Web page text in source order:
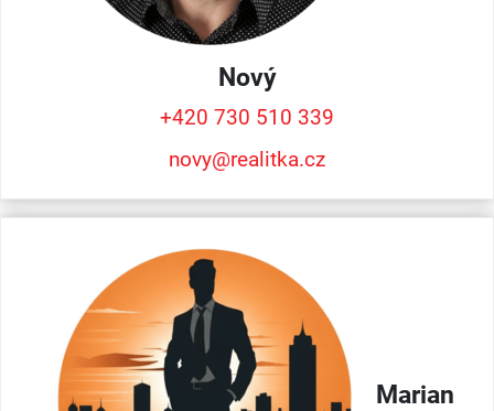
Nový
+420 730 510 339
novy@realitka.cz
Marian